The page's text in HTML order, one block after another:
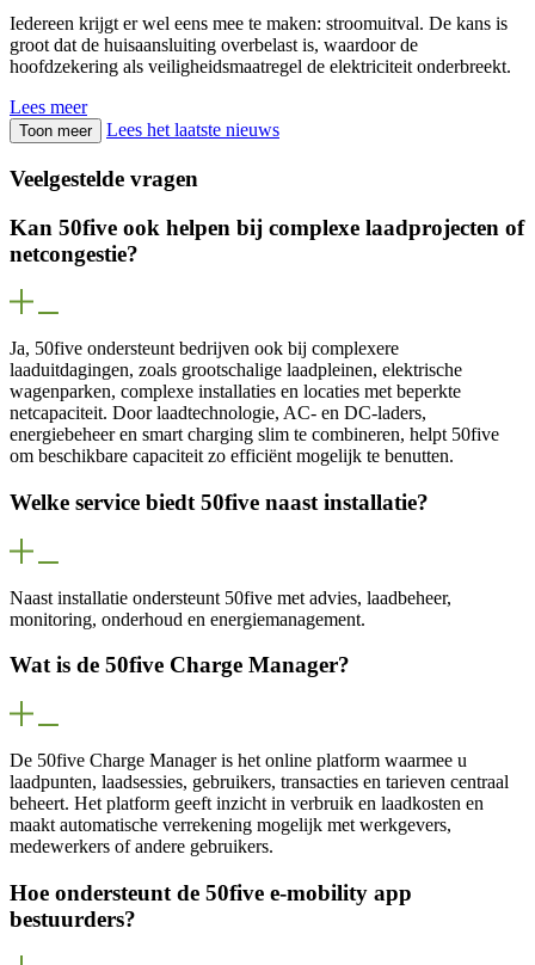
Iedereen krijgt er wel eens mee te maken: stroomuitval. De kans is
groot dat de huisaansluiting overbelast is, waardoor de
hoofdzekering als veiligheidsmaatregel de elektriciteit onderbreekt.
Lees meer
Toon meer Lees het laatste nieuws
Veelgestelde vragen
Kan 50five ook helpen bij complexe laadprojecten of
netcongestie?
Ja, 50five ondersteunt bedrijven ook bij complexere
laaduitdagingen, zoals grootschalige laadpleinen, elektrische
wagenparken, complexe installaties en locaties met beperkte
netcapaciteit. Door laadtechnologie, AC- en DC-laders,
energiebeheer en smart charging slim te combineren, helpt 50five
om beschikbare capaciteit zo efficiënt mogelijk te benutten.
Welke service biedt 50five naast installatie?
Naast installatie ondersteunt 50five met advies, laadbeheer,
monitoring, onderhoud en energiemanagement.
Wat is de 50five Charge Manager?
De 50five Charge Manager is het online platform waarmee u
laadpunten, laadsessies, gebruikers, transacties en tarieven centraal
beheert. Het platform geeft inzicht in verbruik en laadkosten en
maakt automatische verrekening mogelijk met werkgevers,
medewerkers of andere gebruikers.
Hoe ondersteunt de 50five e‑mobility app
bestuurders?